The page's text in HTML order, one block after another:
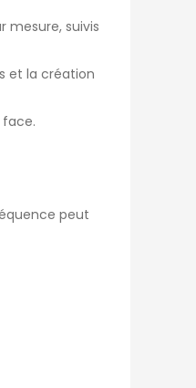
mesure, suivis
et la création
peut